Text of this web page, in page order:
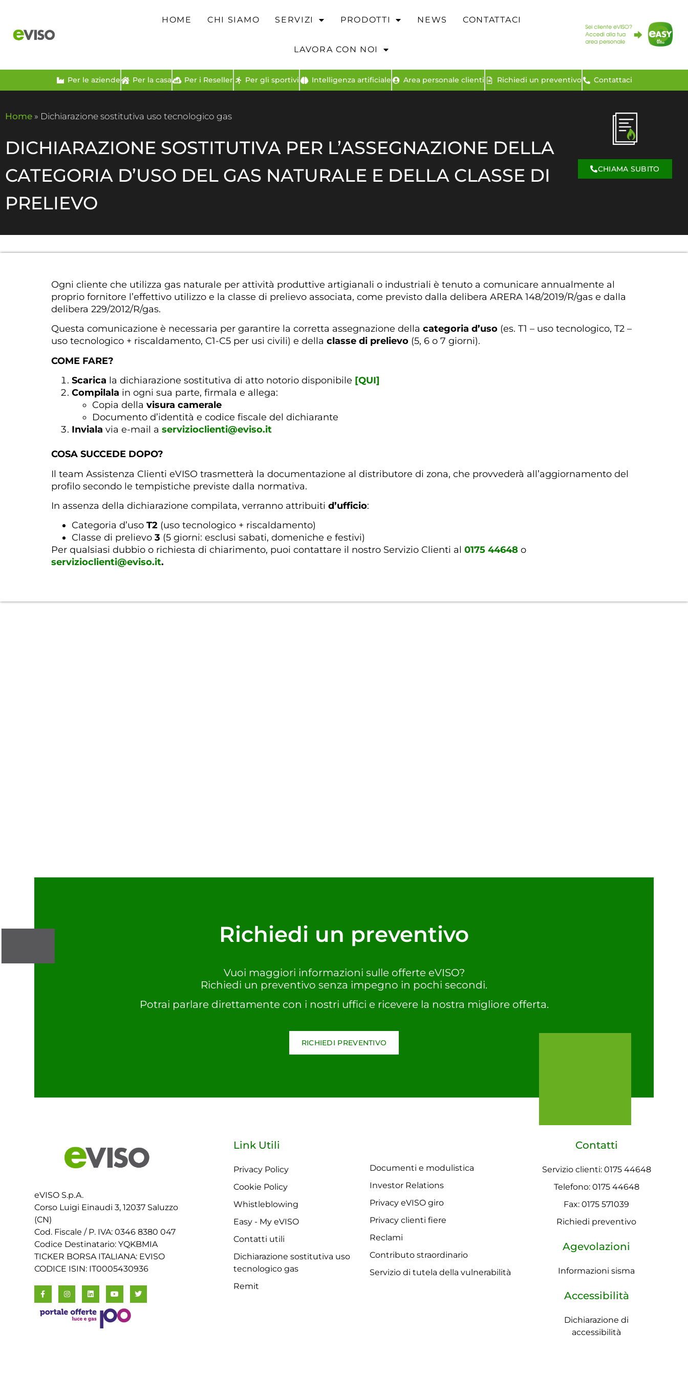
HOME CHI SIAMO SERVIZI PRODOTTI NEWS CONTATTACI
LAVORA CON NOI
Per le aziende Per la casa Per i Reseller Per gli sportivi Intelligenza artificiale Area personale clienti Richiedi un preventivo Contattaci
Home » Dichiarazione sostitutiva uso tecnologico gas
DICHIARAZIONE SOSTITUTIVA PER L’ASSEGNAZIONE DELLA
CATEGORIA D’USO DEL GAS NATURALE E DELLA CLASSE DI
PRELIEVO
CHIAMA SUBITO
Ogni cliente che utilizza gas naturale per attività produttive artigianali o industriali è tenuto a comunicare annualmente al
proprio fornitore l’effettivo utilizzo e la classe di prelievo associata, come previsto dalla delibera ARERA 148/2019/R/gas e dalla
delibera 229/2012/R/gas.
Questa comunicazione è necessaria per garantire la corretta assegnazione della categoria d’uso (es. T1 – uso tecnologico, T2 –
uso tecnologico + riscaldamento, C1-C5 per usi civili) e della classe di prelievo (5, 6 o 7 giorni).
COME FARE?
Scarica la dichiarazione sostitutiva di atto notorio disponibile [QUI]
Compilala in ogni sua parte, firmala e allega:
Copia della visura camerale
Documento d’identità e codice fiscale del dichiarante
Inviala via e-mail a servizioclienti@eviso.it
COSA SUCCEDE DOPO?
Il team Assistenza Clienti eVISO trasmetterà la documentazione al distributore di zona, che provvederà all’aggiornamento del
profilo secondo le tempistiche previste dalla normativa.
In assenza della dichiarazione compilata, verranno attribuiti d’ufficio:
Categoria d’uso T2 (uso tecnologico + riscaldamento)
Classe di prelievo 3 (5 giorni: esclusi sabati, domeniche e festivi)
Per qualsiasi dubbio o richiesta di chiarimento, puoi contattare il nostro Servizio Clienti al 0175 44648 o
servizioclienti@eviso.it.
Richiedi un preventivo
Vuoi maggiori informazioni sulle offerte eVISO?
Richiedi un preventivo senza impegno in pochi secondi.
Potrai parlare direttamente con i nostri uffici e ricevere la nostra migliore offerta.
RICHIEDI PREVENTIVO
eVISO S.p.A.
Corso Luigi Einaudi 3, 12037 Saluzzo
(CN)
Cod. Fiscale / P. IVA: 0346 8380 047
Codice Destinatario: YQKBMIA
TICKER BORSA ITALIANA: EVISO
CODICE ISIN: IT0005430936
Link Utili
Privacy Policy
Cookie Policy
Whistleblowing
Easy - My eVISO
Contatti utili
Dichiarazione sostitutiva uso
tecnologico gas
Remit
Documenti e modulistica
Investor Relations
Privacy eVISO giro
Privacy clienti fiere
Reclami
Contributo straordinario
Servizio di tutela della vulnerabilità
Contatti
Servizio clienti: 0175 44648
Telefono: 0175 44648
Fax: 0175 571039
Richiedi preventivo
Agevolazioni
Informazioni sisma
Accessibilità
Dichiarazione di
accessibilità